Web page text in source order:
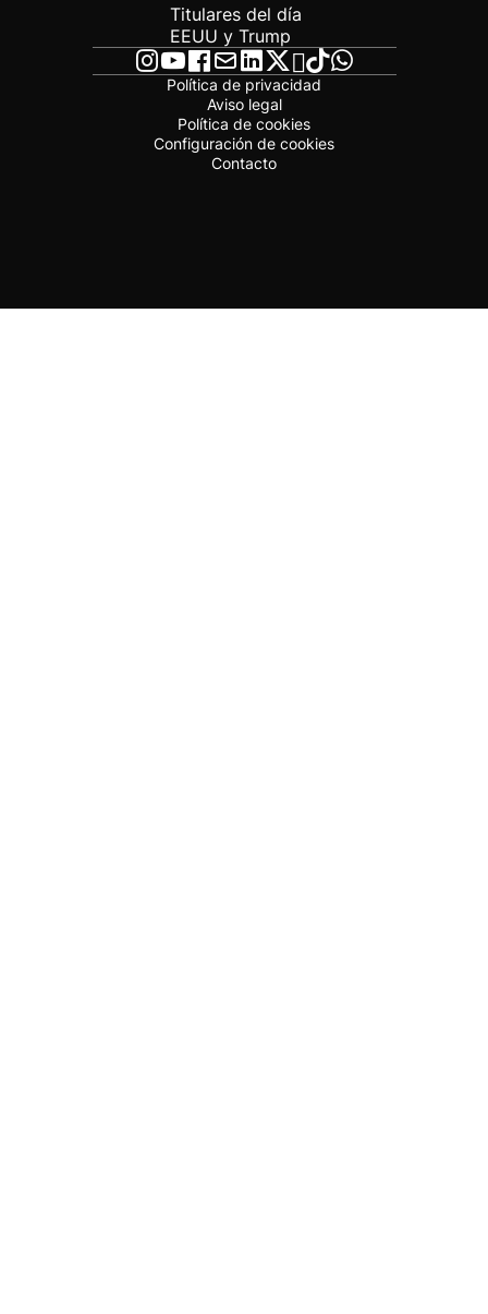
Titulares del día
EEUU y Trump
Política de privacidad
Aviso legal
Política de cookies
Configuración de cookies
Contacto